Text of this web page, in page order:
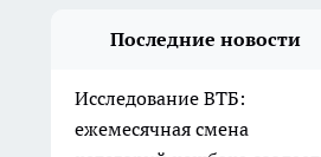
Последние новости
Исследование ВТБ:
ежемесячная смена